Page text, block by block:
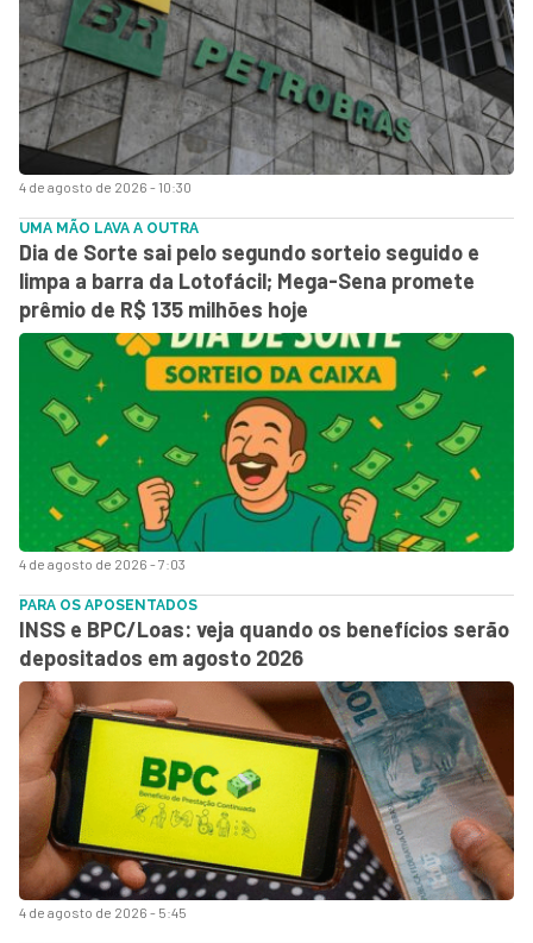
4 de agosto de 2026 - 10:30
4 de agosto de 2026 - 7:03
UMA MÃO LAVA A OUTRA
Dia de Sorte sai pelo segundo sorteio seguido e
limpa a barra da Lotofácil; Mega-Sena promete
prêmio de R$ 135 milhões hoje
4 de agosto de 2026 - 5:45
PARA OS APOSENTADOS
INSS e BPC/Loas: veja quando os benefícios serão
depositados em agosto 2026